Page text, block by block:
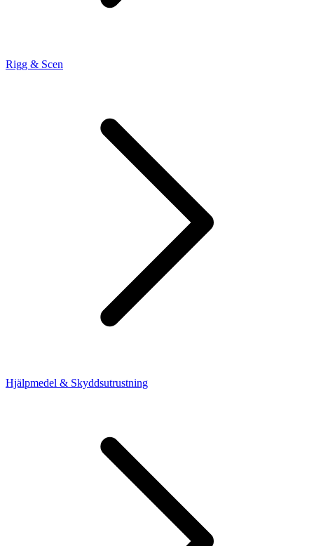
Rigg & Scen
Hjälpmedel & Skyddsutrustning